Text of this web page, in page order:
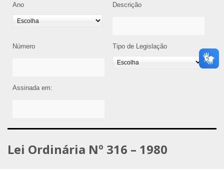
Ano Descrição
Número Tipo de Legislação
Assinada em:
Lei Ordinária Nº 316 – 1980